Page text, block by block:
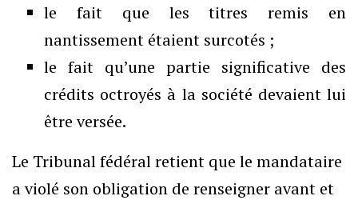
le fait que les titres remis en
nantissement étaient surcotés ;
le fait qu’une partie significative des
crédits octroyés à la société devaient lui
être versée.
Le Tribunal fédéral retient que le mandataire
a violé son obligation de renseigner avant et